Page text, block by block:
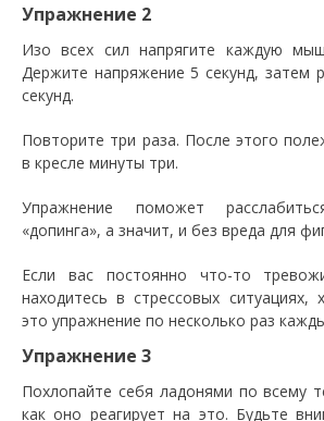
Упражнение 2
Изо всех сил напрягите каждую
Держите напряжение 5 секунд, затем
секунд.
Повторите три раза. После этого
в кресле минуты три.
Упражнение поможет
«допинга», а значит, и без вреда для
Если вас постоянно что-то
находитесь в стрессовых ситуациях,
это упражнение по несколько раз
Упражнение 3
Похлопайте себя ладонями по всему
как оно реагирует на это. Будьте